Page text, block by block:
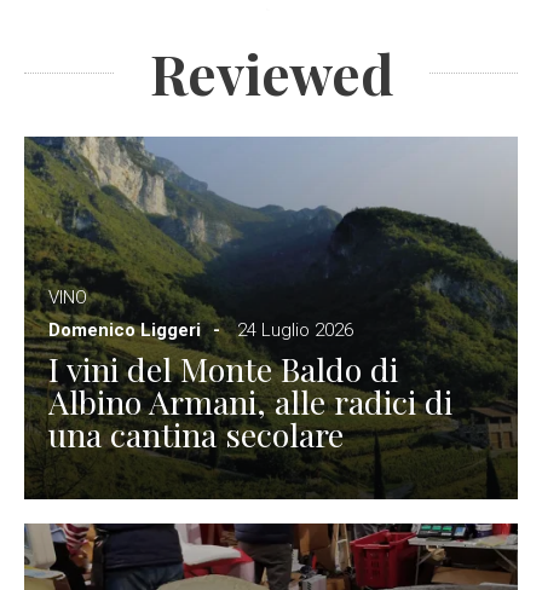
Reviewed
VINO
Domenico Liggeri
24 Luglio 2026
I vini del Monte Baldo di
Albino Armani, alle radici di
una cantina secolare